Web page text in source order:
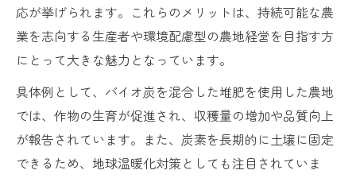
応が挙げられます。これらのメリットは、持続可能な農
業を志向する生産者や環境配慮型の農地経営を目指す方
にとって大きな魅力となっています。
具体例として、バイオ炭を混合した堆肥を使用した農地
では、作物の生育が促進され、収穫量の増加や品質向上
が報告されています。また、炭素を長期的に土壌に固定
できるため、地球温暖化対策としても注目されていま